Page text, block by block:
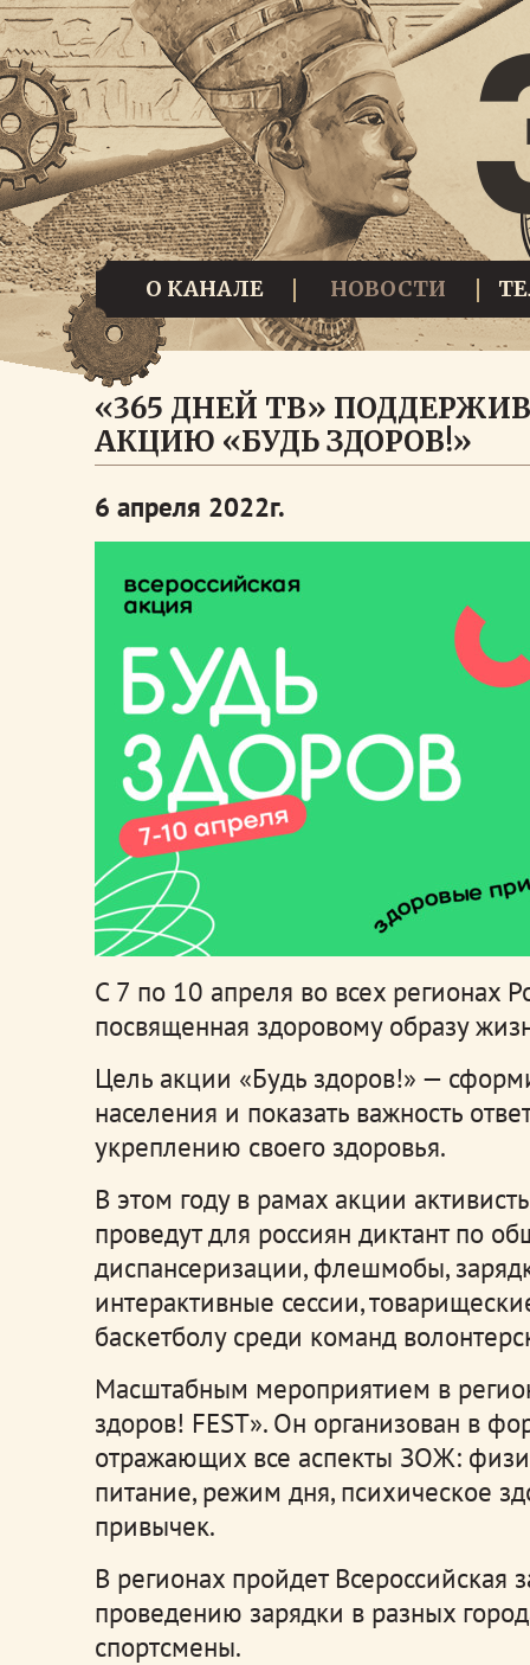
О КАНАЛЕ НОВОСТИ
«365 ДНЕЙ ТВ»
АКЦИЮ «БУДЬ ЗДОРОВ!»
6 апреля 2022г.
С 7 по 10 апреля во всех регионах
посвященная здоровому образу
Цель акции «Будь здоров!» —
населения и показать важность
укреплению своего здоровья.
В этом году в рамах акции
проведут для россиян диктант по
диспансеризации, флешмобы,
интерактивные сессии,
баскетболу среди команд
Масштабным мероприятием в
здоров! FEST». Он организован в
отражающих все аспекты ЗОЖ:
питание, режим дня, психическое
привычек.
В регионах пройдет Всероссийская
проведению зарядки в разных
спортсмены.